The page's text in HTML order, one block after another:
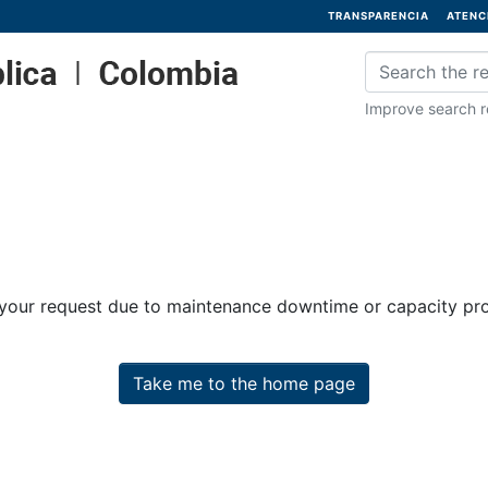
TRANSPARENCIA
Improve search
request due to maintenance downtime or capacity
Take me to the home page